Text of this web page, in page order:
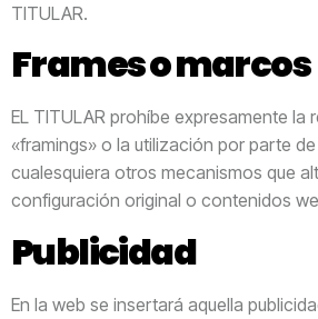
TITULAR.
Frames o marcos
EL TITULAR prohíbe expresamente la
«framings» o la utilización por parte
cualesquiera otros mecanismos que
configuración original o contenidos
Publicidad
En la web se insertará aquella